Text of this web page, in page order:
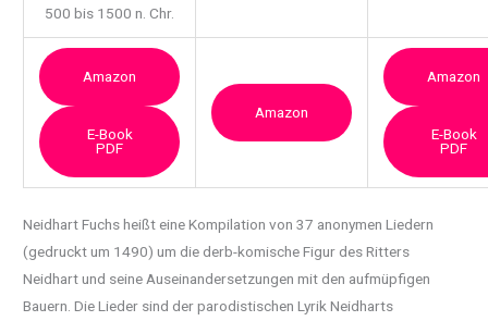
500 bis 1500 n. Chr.
Amazon
E-Book
PDF
Amazon
Amazon
E-Book
PDF
Neidhart Fuchs heißt eine Kompilation von 37 anonymen Liedern
(gedruckt um 1490) um die derb-komische Figur des Ritters
Neidhart und seine Auseinandersetzungen mit den aufmüpfigen
Bauern. Die Lieder sind der parodistischen Lyrik Neidharts